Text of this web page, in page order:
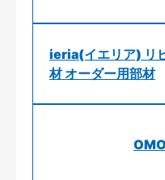
ieria(イエリア) リ
材 オーダー用部材